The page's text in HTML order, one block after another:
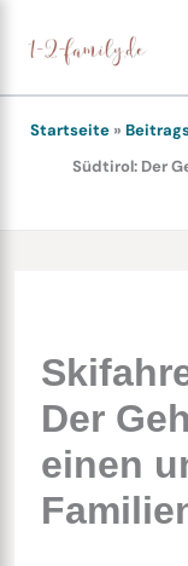
Inhalt
springen
Startseite »
Südtirol: Der
Der
einen